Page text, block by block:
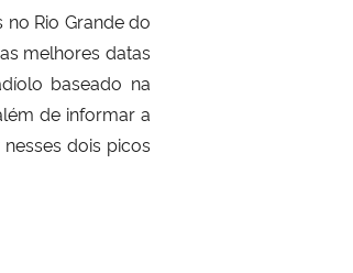
Rio Grande do
melhores datas
baseado na
de informar a
dois picos